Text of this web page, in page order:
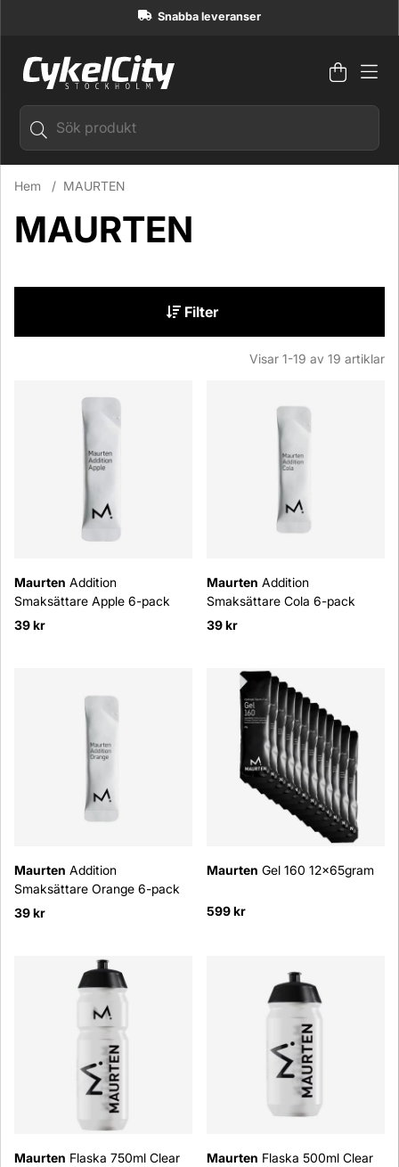
Snabba leveranser
Antal i
.
Hem MAURTEN
MAURTEN
Filter
Visar 1-19 av 19 artiklar
Maurten Addition
Smaksättare Apple 6-pack
39 kr
Maurten Addition
Smaksättare Cola 6-pack
39 kr
Maurten Addition
Smaksättare Orange 6-pack
39 kr
Maurten Gel 160 12x65gram
599 kr
Maurten Flaska 750ml Clear Maurten Flaska 500ml Clear